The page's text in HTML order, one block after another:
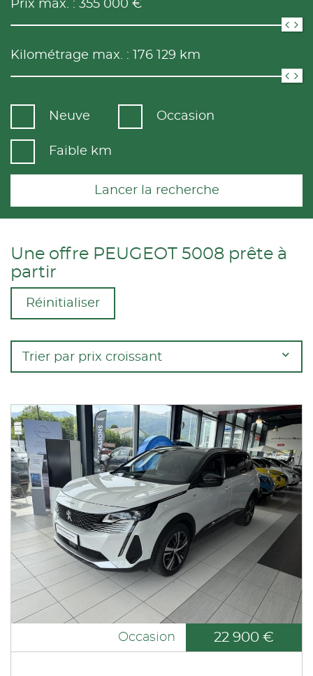
Prix max. : 355 000 €
Kilométrage max. : 176 129 km
Neuve Occasion
Faible km
Lancer la recherche
Une offre PEUGEOT 5008 prête à
partir
Réinitialiser
Trier par prix croissant
Occasion 22 900 €